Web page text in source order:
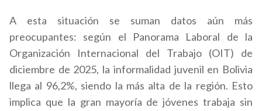
A esta situación se suman datos aún más
preocupantes: según el Panorama Laboral de la
Organización Internacional del Trabajo (OIT) de
diciembre de 2025, la informalidad juvenil en Bolivia
llega al 96,2%, siendo la más alta de la región. Esto
implica que la gran mayoría de jóvenes trabaja sin